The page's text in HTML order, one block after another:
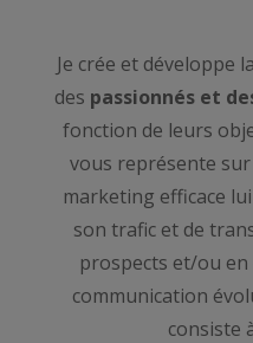
Je crée et développe
des passionnés et
fonction de leurs
vous représente
marketing efficace
son trafic et de
prospects et/ou en
communication
consiste